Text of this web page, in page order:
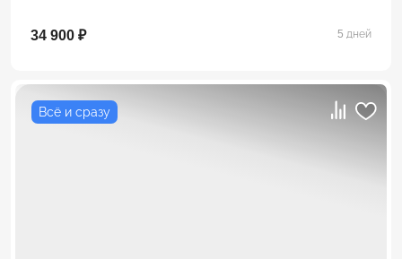
34 900 ₽ 5 дней
Всё и сразу